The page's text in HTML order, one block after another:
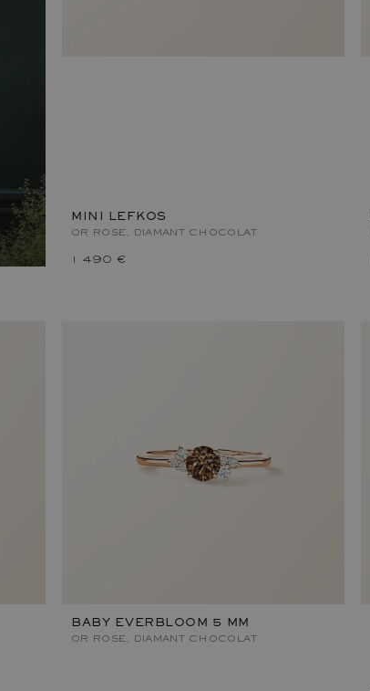
MINI LEFKOS
OR ROSE, DIAMANT CHOCOLAT
1 490 €
BABY EVERBLOOM 5 MM
OR ROSE, DIAMANT CHOCOLAT